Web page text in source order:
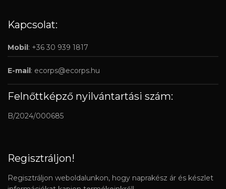
Kapcsolat:
Mobil: +36 30 939 1817
E-mail: ecorps@ecorps.hu
Felnőttképző nyilvántartási szám:
B/2024/000685
Regisztráljon!
Regisztráljon weboldalunkon, hogy naprakész ár és készlet